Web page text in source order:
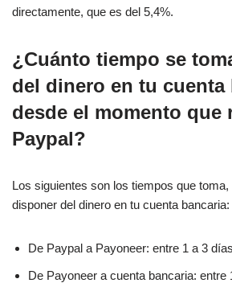
directamente, que es del 5,4%.
¿Cuánto tiempo se
del dinero en tu cuenta
desde el momento que
Paypal?
Los siguientes son los tiempos que
disponer del dinero en tu cuenta bancaria:
De Paypal a Payoneer: entre 1 a 3
De Payoneer a cuenta bancaria: entre